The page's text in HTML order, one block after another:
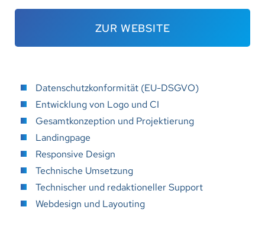
ZUR WEBSITE
Datenschutzkonformität (EU-DSGVO)
Entwicklung von Logo und CI
Gesamtkonzeption und Projektierung
Landingpage
Responsive Design
Technische Umsetzung
Technischer und redaktioneller Support
Webdesign und Layouting